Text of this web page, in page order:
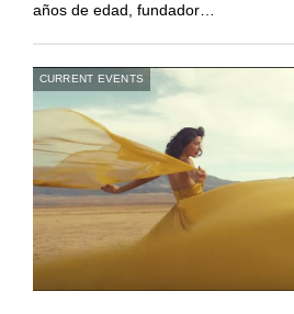
años de edad, fundador…
CURRENT EVENTS